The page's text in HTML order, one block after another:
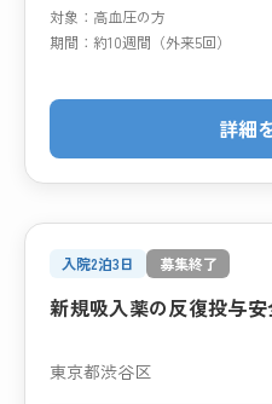
対象： 高血圧の方
期間：約10週間（外来5回）
詳細
入院2泊3日 募集終了
新規吸入薬の反復投与安
東京都渋谷区